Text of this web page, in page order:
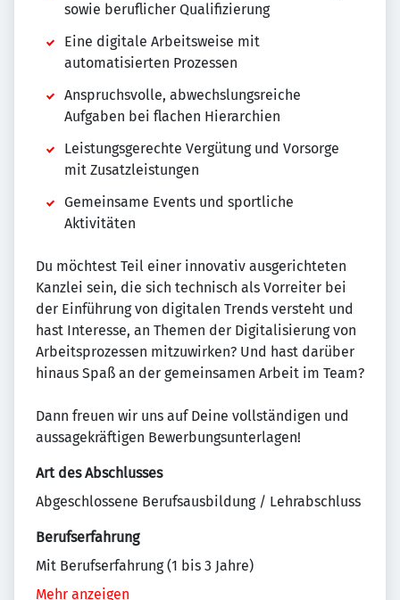
sowie beruflicher Qualifizierung
Eine digitale Arbeitsweise mit
automatisierten Prozessen
Anspruchsvolle, abwechslungsreiche
Aufgaben bei flachen Hierarchien
Leistungsgerechte Vergütung und Vorsorge
mit Zusatzleistungen
Gemeinsame Events und sportliche
Aktivitäten
Du möchtest Teil einer innovativ ausgerichteten
Kanzlei sein, die sich technisch als Vorreiter bei
der Einführung von digitalen Trends versteht und
hast Interesse, an Themen der Digitalisierung von
Arbeitsprozessen mitzuwirken? Und hast darüber
hinaus Spaß an der gemeinsamen Arbeit im Team?
Dann freuen wir uns auf Deine vollständigen und
aussagekräftigen Bewerbungsunterlagen!
Art des Abschlusses
Abgeschlossene Berufsausbildung / Lehrabschluss
Berufserfahrung
Mit Berufserfahrung (1 bis 3 Jahre)
Mehr anzeigen